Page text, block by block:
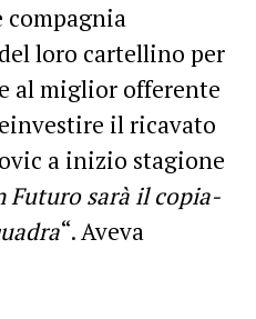
compagnia
loro cartellino per
al miglior offerente
il ricavato
a inizio stagione
Futuro sarà il copia-
“. Aveva